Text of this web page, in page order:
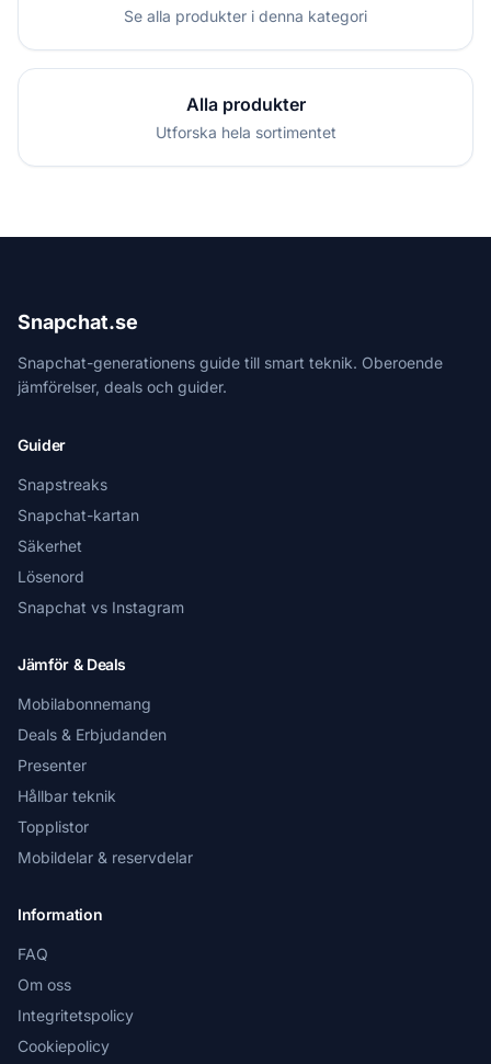
Se alla produkter i denna kategori
Alla produkter
Utforska hela sortimentet
Snapchat.se
Snapchat-generationens guide till smart teknik. Oberoende
jämförelser, deals och guider.
Guider
Snapstreaks
Snapchat-kartan
Säkerhet
Lösenord
Snapchat vs Instagram
Jämför & Deals
Mobilabonnemang
Deals & Erbjudanden
Presenter
Hållbar teknik
Topplistor
Mobildelar & reservdelar
Information
FAQ
Om oss
Integritetspolicy
Cookiepolicy